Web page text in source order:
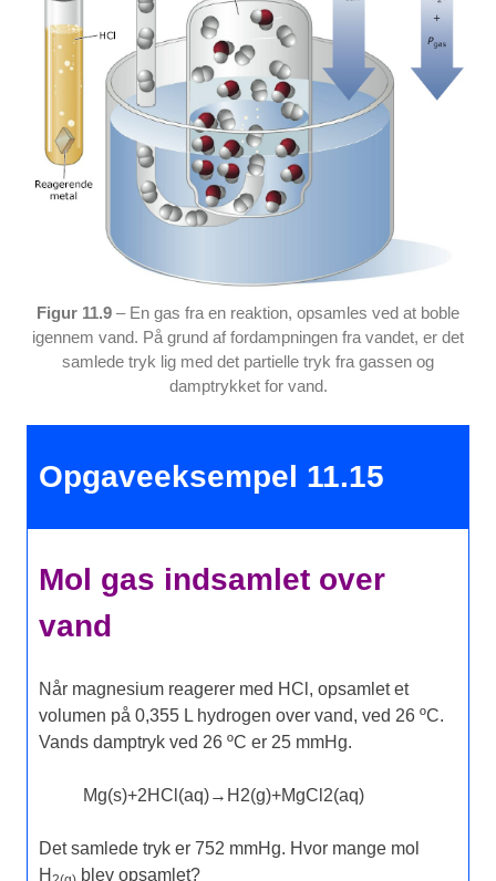
Figur 11.9 – En gas fra en reaktion, opsamles ved at boble
igennem vand. På grund af fordampningen fra vandet, er det
samlede tryk lig med det partielle tryk fra gassen og
damptrykket for vand.
Opgaveeksempel 11.15
Mol gas indsamlet over
vand
Når magnesium reagerer med HCl, opsamlet et
volumen på 0,355 L hydrogen over vand, ved 26 ºC.
Vands damptryk ved 26 ºC er 25 mmHg.
Mg(s)+2HCl (aq)→ H 2(g)+MgCl 2(aq)
Det samlede tryk er 752 mmHg. Hvor mange mol
H
blev opsamlet?